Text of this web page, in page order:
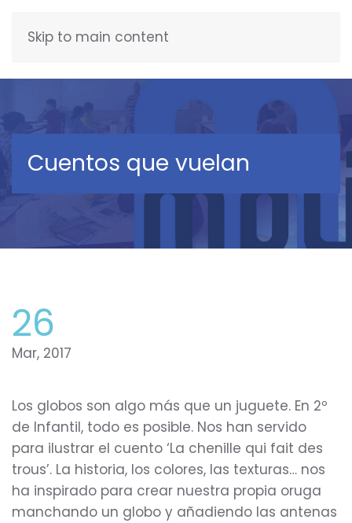
Skip to main content
Cuentos que vuelan
26
Mar, 2017
Los globos son algo más que un juguete. En 2º
de Infantil, todo es posible. Nos han servido
para ilustrar el cuento ‘La chenille qui fait des
trous’. La historia, los colores, las texturas… nos
ha inspirado para crear nuestra propia oruga
manchando un globo y añadiendo las antenas